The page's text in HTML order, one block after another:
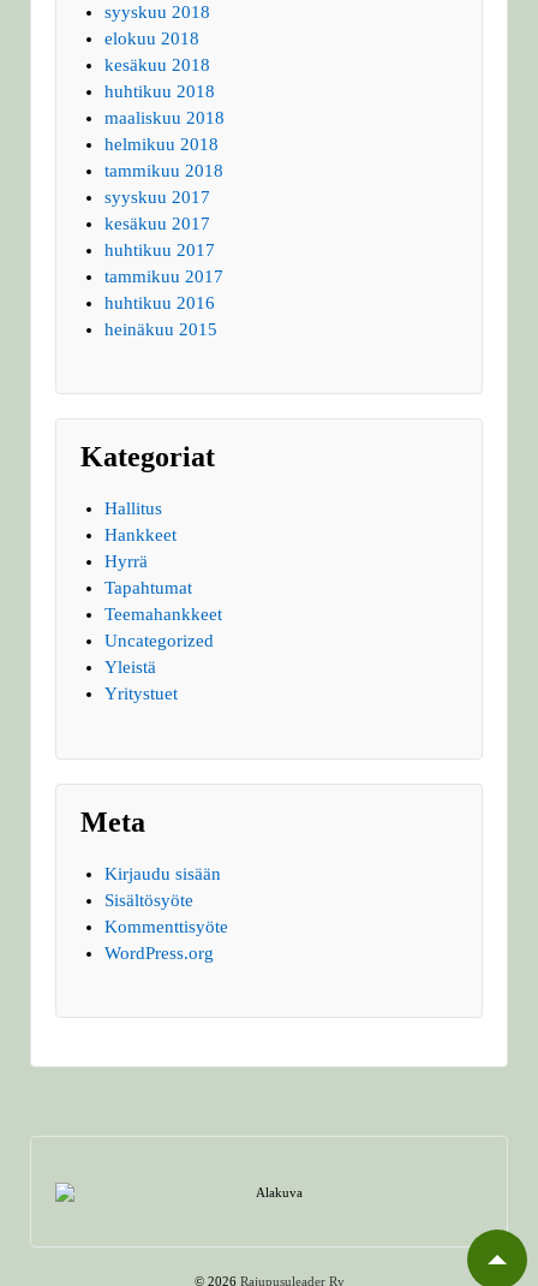
syyskuu 2018
elokuu 2018
kesäkuu 2018
huhtikuu 2018
maaliskuu 2018
helmikuu 2018
tammikuu 2018
syyskuu 2017
kesäkuu 2017
huhtikuu 2017
tammikuu 2017
huhtikuu 2016
heinäkuu 2015
Kategoriat
Hallitus
Hankkeet
Hyrrä
Tapahtumat
Teemahankkeet
Uncategorized
Yleistä
Yritystuet
Meta
Kirjaudu sisään
Sisältösyöte
Kommenttisyöte
WordPress.org
© 2026Rajupusuleader Ry